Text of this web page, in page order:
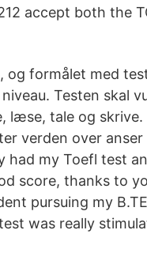
accept both the
og formålet med
Testen skal
læse, tale og
verden over anser
had my Toefl test
score, thanks to
pursuing my
was really